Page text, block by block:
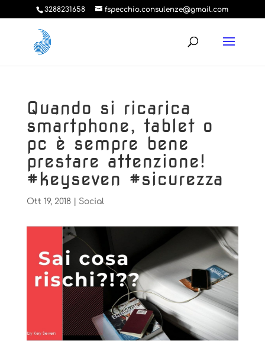
3288231658 fspecchio.consulenze@gmail.com
Quando si ricarica
smartphone, tablet o
pc è sempre bene
prestare attenzione!
#keyseven #sicurezza
Ott 19, 2018| Social